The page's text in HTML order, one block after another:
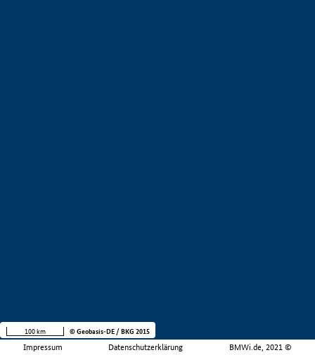
Impressum Datenschutzerklärung BMWi.de, 2021 ©
100 km © Geobasis-DE / BKG 2015